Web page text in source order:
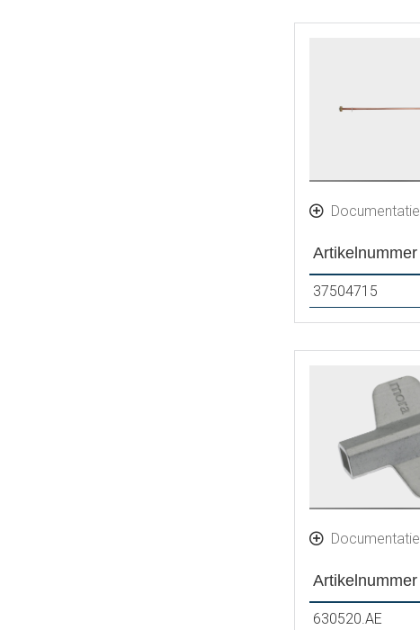
Documentatie
Artikelnummer
37504715
Documentatie
Artikelnummer
630520.AE